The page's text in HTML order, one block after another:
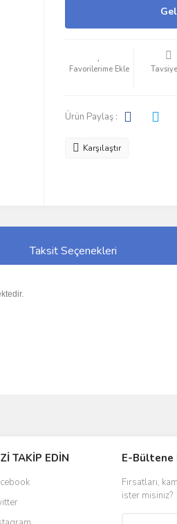
Ürün Paylaş :
Karşılaştır
Taksit Seçenekleri
TAKİP EDİN E-Bültene
Fırsatları,
ister misiniz?